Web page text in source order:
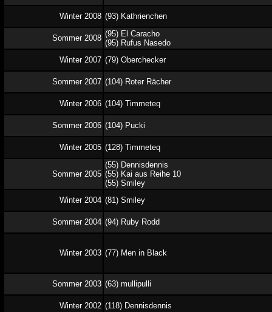
Winter 2008 (93) Kathrienchen
Sommer 2008 (95) El Caracho
(95) Rufus Nasedo
Winter 2007 (79) Oberchecker
Sommer 2007 (104) Roter Rächer
Winter 2006 (104) Timmeteq
Sommer 2006 (104) Pucki
Winter 2005 (128) Timmeteq
Sommer 2005
(55) Dennisdennis
(55) Kai aus Reihe 10
(55) Smiley
Winter 2004 (81) Smiley
Sommer 2004 (94) Ruby Rodd
Winter 2003 (77) Men in Black
Sommer 2003 (63) mullipulli
Winter 2002 (118) Dennisdennis